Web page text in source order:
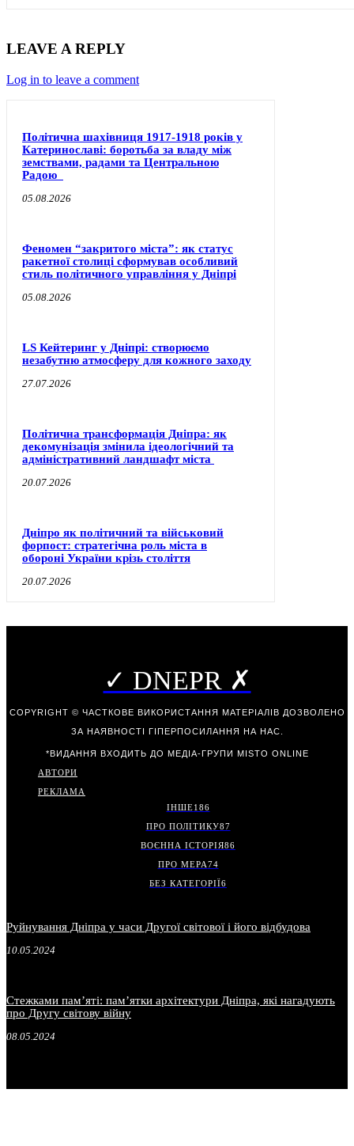
LEAVE A REPLY
Log in to leave a comment
Політична шахівниця 1917-1918 років у
Катеринославі: боротьба за владу між
земствами, радами та Центральною
Радою
05.08.2026
Феномен “закритого міста”: як статус
ракетної столиці сформував особливий
стиль політичного управління у Дніпрі
05.08.2026
LS Кейтеринг у Дніпрі: створюємо
незабутню атмосферу для кожного заходу
27.07.2026
Політична трансформація Дніпра: як
декомунізація змінила ідеологічний та
адміністративний ландшафт міста
20.07.2026
Дніпро як політичний та військовий
форпост: стратегічна роль міста в
обороні України крізь століття
20.07.2026
✓ DNEPR ✗
COPYRIGHT © ЧАСТКОВЕ ВИКОРИСТАННЯ МАТЕРІАЛІВ ДОЗВОЛЕНО
ЗА НАЯВНОСТІ ГІПЕРПОСИЛАННЯ НА НАС.
*ВИДАННЯ ВХОДИТЬ ДО МЕДІА-ГРУПИ MISTO ONLINE
АВТОРИ
РЕКЛАМА
ІНШЕ186
ПРО ПОЛІТИКУ87
ВОЄННА ІСТОРІЯ86
ПРО МЕРА74
БЕЗ КАТЕГОРІЇ6
Руйнування Дніпра у часи Другої світової і його відбудова
10.05.2024
Стежками пам’яті: пам’ятки архітектури Дніпра, які нагадують
про Другу світову війну
08.05.2024